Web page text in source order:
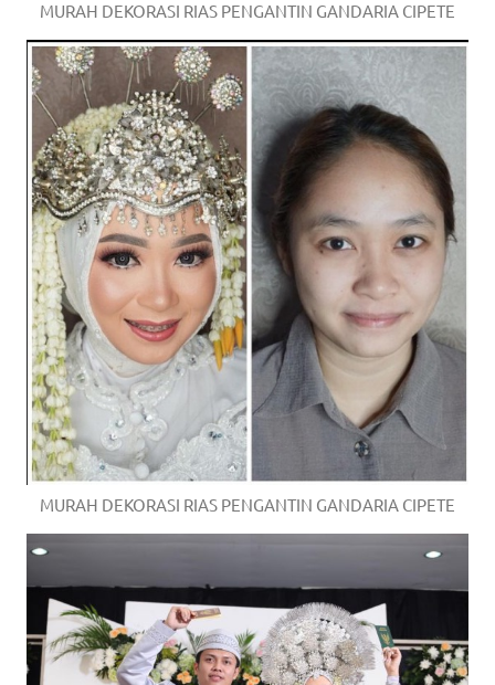
MURAH DEKORASI RIAS PENGANTIN GANDARIA CIPETE
MURAH DEKORASI RIAS PENGANTIN GANDARIA CIPETE